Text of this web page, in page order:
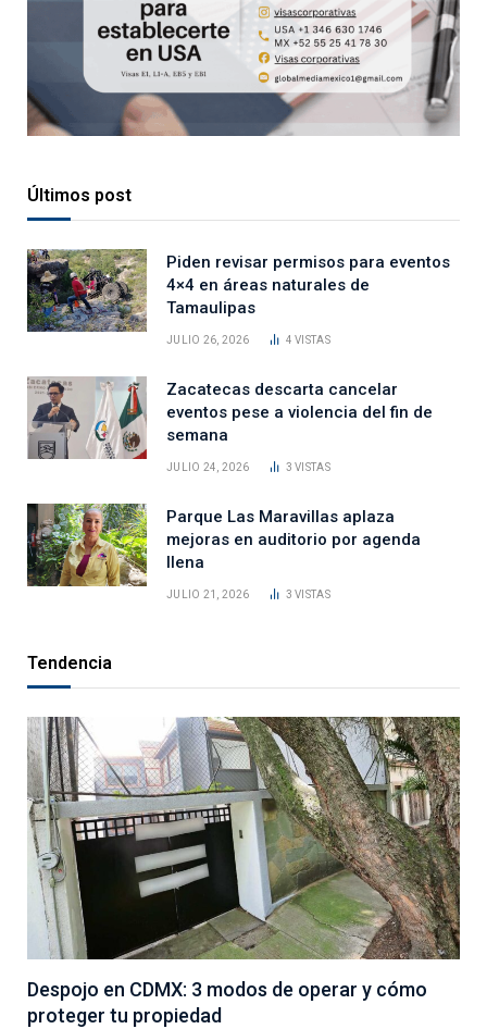
Últimos post
Piden revisar permisos para eventos
4×4 en áreas naturales de
Tamaulipas
JULIO 26, 2026 4VISTAS
Zacatecas descarta cancelar
eventos pese a violencia del fin de
semana
JULIO 24, 2026 3VISTAS
Parque Las Maravillas aplaza
mejoras en auditorio por agenda
llena
JULIO 21, 2026 3VISTAS
Tendencia
Despojo en CDMX: 3 modos de operar y cómo
proteger tu propiedad